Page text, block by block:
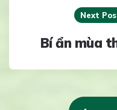
Next
Bí ẩn mùa